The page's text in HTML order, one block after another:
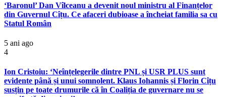
‘Baronul’ Dan Vîlceanu a devenit noul ministru al Finanțelor
din Guvernul Cîțu. Ce afaceri dubioase a încheiat familia sa cu
Statul Român
5 ani ago
4
Ion Cristoiu: ‘Neînțelegerile dintre PNL și USR PLUS sunt
evidente până și unui somnolent. Klaus Iohannis și Florin Cîțu
susțin pe toate drumurile că în Coaliția de guvernare nu se